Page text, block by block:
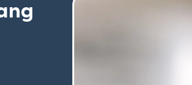
sa bagong window)